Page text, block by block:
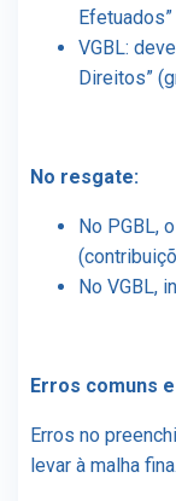
VGBL:
Direitos”
No resgate:
No PGBL,
No VGBL,
Erros comuns
Erros no
levar à malha fina.